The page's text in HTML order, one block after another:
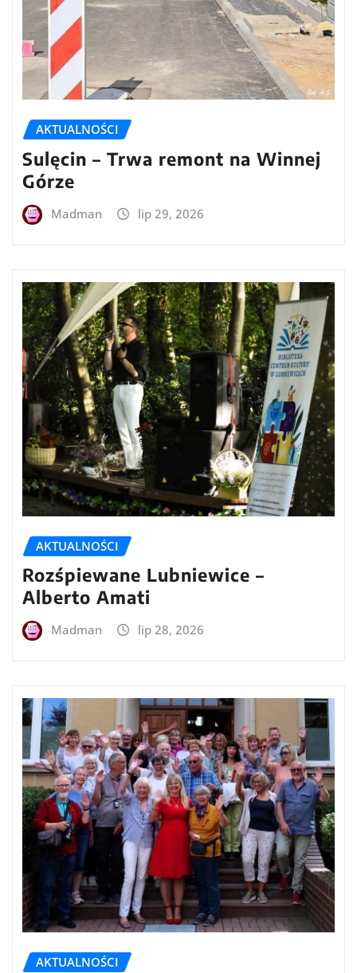
AKTUALNOŚCI
Sulęcin – Trwa remont na Winnej
Górze
Madman lip 29, 2026
AKTUALNOŚCI
Rozśpiewane Lubniewice –
Alberto Amati
Madman lip 28, 2026
AKTUALNOŚCI